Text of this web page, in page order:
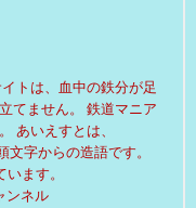
トは、血中の鉄分が足
てません。 鉄道マニア
あいえすとは、
文字からの造語です。
ます。
ンネル